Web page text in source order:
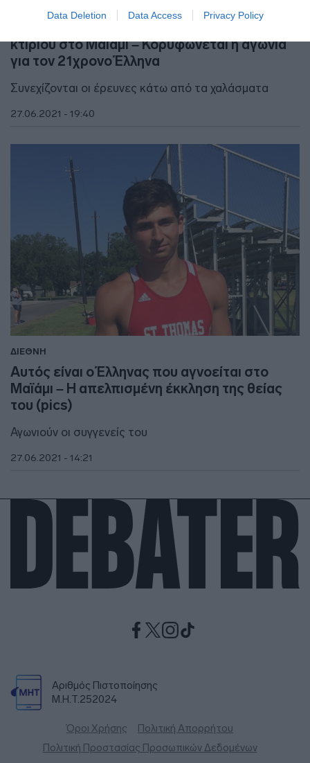
Data Deletion Data Access Privacy Policy
κτιρίου στο Μαϊάμι – Κορυφώνεται η αγωνία
για τον 21χρονο Έλληνα
Συνεχίζονται οι έρευνες κάτω από τα χαλάσματα
27.06.2021 - 19:40
ΔΙΕΘΝΗ
Αυτός είναι ο Έλληνας που αγνοείται στο
Μαϊάμι – Η απελπισμένη έκκληση της θείας
του (pics)
Αγωνιούν οι συγγενείς του
27.06.2021 - 14:21
Αριθμός Πιστοποίησης
Μ.Η.Τ.252024
Όροι Χρήσης
Πολιτική Απορρήτου
Πολιτική Προστασίας Προσωπικών Δεδομένων